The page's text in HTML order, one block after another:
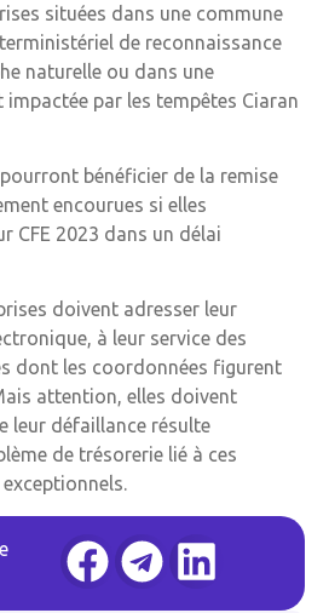
situées dans une commune
de reconnaissance
naturelle ou dans une
impactée par les tempêtes Ciaran
bénéficier de la remise
encourues si elles
CFE 2023 dans un délai
doivent adresser leur
à leur service des
dont les coordonnées figurent
attention, elles doivent
leur défaillance résulte
de trésorerie lié à ces